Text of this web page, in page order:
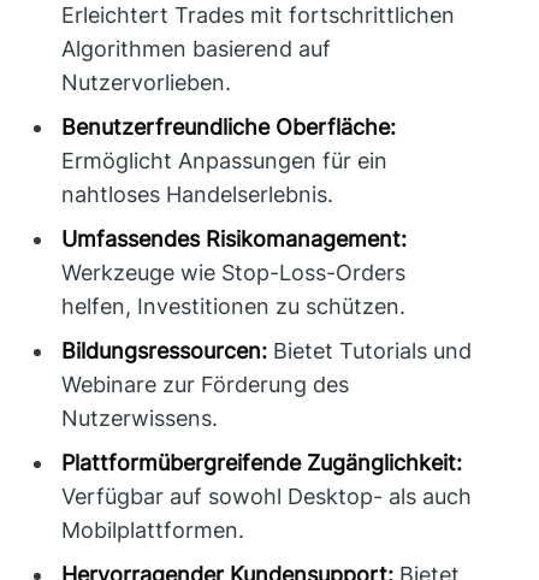
Erleichtert Trades mit fortschrittlichen
Algorithmen basierend auf
Nutzervorlieben.
Benutzerfreundliche Oberfläche:
Ermöglicht Anpassungen für ein
nahtloses Handelserlebnis.
Umfassendes Risikomanagement:
Werkzeuge wie Stop-Loss-Orders
helfen, Investitionen zu schützen.
Bildungsressourcen: Bietet Tutorials und
Webinare zur Förderung des
Nutzerwissens.
Plattformübergreifende Zugänglichkeit:
Verfügbar auf sowohl Desktop- als auch
Mobilplattformen.
Hervorragender Kundensupport: Bietet